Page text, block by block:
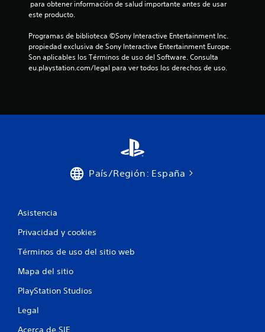
este producto.
Programas de biblioteca ©Sony Interactive Entertainment Inc.
propiedad exclusiva de Sony Interactive Entertainment Europe.
Son aplicables los Términos de uso del Software. Consulta
eu.playstation.com/legal para ver todos los derechos de uso.
País/Región: España
Asistencia
Privacidad y cookies
Términos de uso del sitio web
Mapa del sitio
PlayStation Studios
Legal
Acerca de SIE